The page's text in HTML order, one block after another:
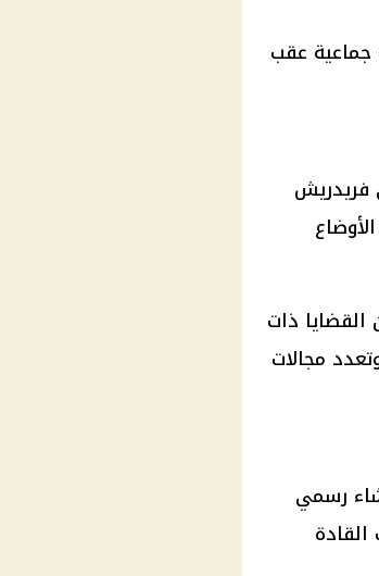
جماعية عقب
فريدريش
القضايا ذات
مجالات
رسمي